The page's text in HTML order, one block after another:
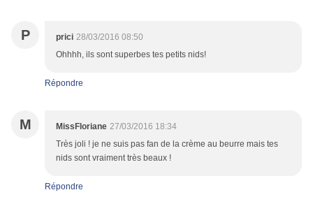
P prici 28/03/2016 08:50
Ohhhh, ils sont superbes tes petits nids!
Répondre
M MissFloriane 27/03/2016 18:34
Très joli ! je ne suis pas fan de la crème au beurre mais tes
nids sont vraiment très beaux !
Répondre